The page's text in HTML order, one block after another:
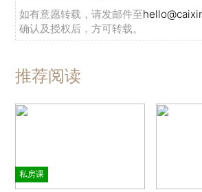
如有意愿转载，请发邮件至
确认及授权后，方可转载。
推荐阅读
私房课